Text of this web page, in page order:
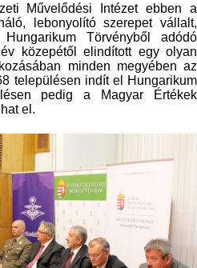
Művelődési Intézet ebben a
lebonyolító szerepet vállalt,
Törvényből adódó
közepétől elindított egy olyan
minden megyében az
településen indít el Hungarikum
pedig a Magyar Értékek
el.